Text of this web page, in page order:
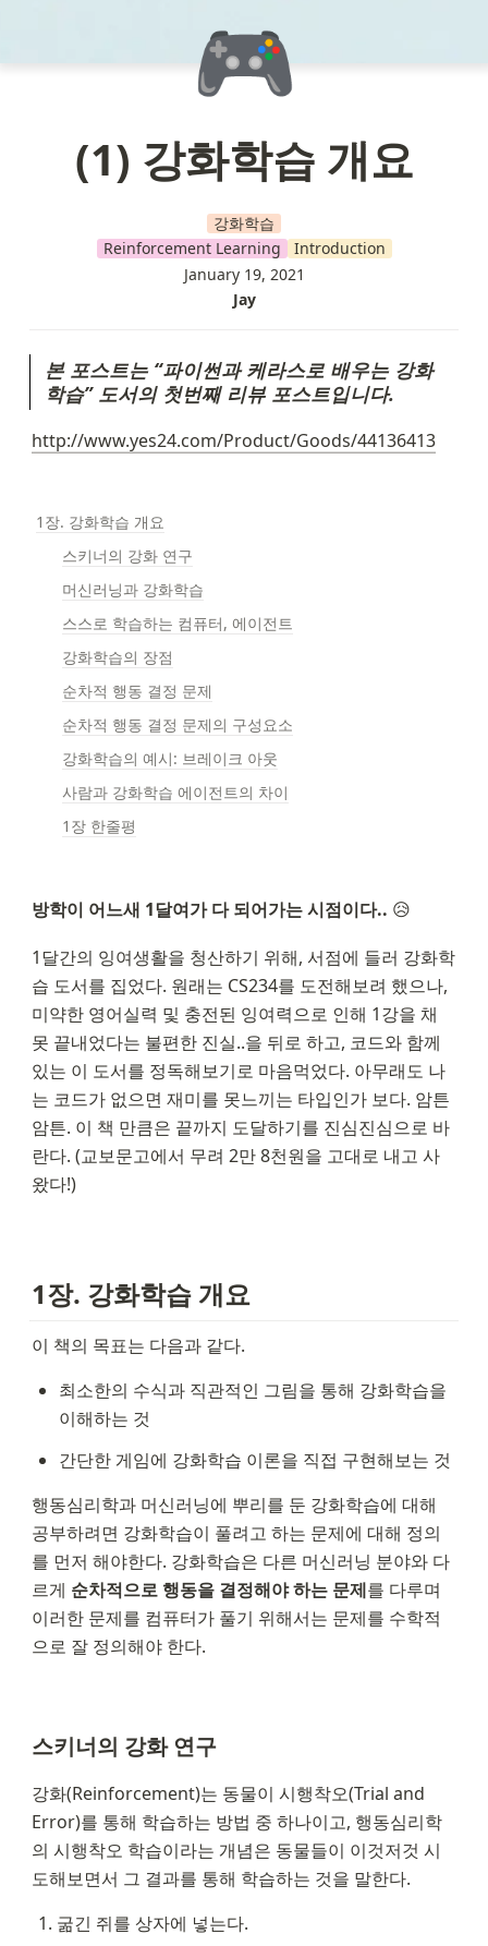
🎮
(1) 강화학습 개요
강화학습
Reinforcement Learning
Introduction
January 19, 2021
Jay
본 포스트는 “파이썬과 케라스로 배우는 강화
학습” 도서의 첫번째 리뷰 포스트입니다.
http://www.yes24.com/Product/Goods/44136413
1장. 강화학습 개요
스키너의 강화 연구
머신러닝과 강화학습
스스로 학습하는 컴퓨터, 에이전트
강화학습의 장점
순차적 행동 결정 문제
순차적 행동 결정 문제의 구성요소
강화학습의 예시: 브레이크 아웃
사람과 강화학습 에이전트의 차이
1장 한줄평
방학이 어느새 1달여가 다 되어가는 시점이다.. 😥
1달간의 잉여생활을 청산하기 위해, 서점에 들러 강화학
습 도서를 집었다. 원래는 CS234를 도전해보려 했으나,
미약한 영어실력 및 충전된 잉여력으로 인해 1강을 채
못 끝내었다는 불편한 진실..을 뒤로 하고, 코드와 함께
있는 이 도서를 정독해보기로 마음먹었다. 아무래도 나
는 코드가 없으면 재미를 못느끼는 타입인가 보다. 암튼
암튼. 이 책 만큼은 끝까지 도달하기를 진심진심으로 바
란다. (교보문고에서 무려 2만 8천원을 고대로 내고 사
왔다!)
1장. 강화학습 개요
이 책의 목표는 다음과 같다.
최소한의 수식과 직관적인 그림을 통해 강화학습을
이해하는 것
간단한 게임에 강화학습 이론을 직접 구현해보는 것
행동심리학과 머신러닝에 뿌리를 둔 강화학습에 대해
공부하려면 강화학습이 풀려고 하는 문제에 대해 정의
를 먼저 해야한다. 강화학습은 다른 머신러닝 분야와 다
르게 순차적으로 행동을 결정해야 하는 문제를 다루며
이러한 문제를 컴퓨터가 풀기 위해서는 문제를 수학적
으로 잘 정의해야 한다.
스키너의 강화 연구
강화(Reinforcement)는 동물이 시행착오(Trial and
Error)를 통해 학습하는 방법 중 하나이고, 행동심리학
의 시행착오 학습이라는 개념은 동물들이 이것저것 시
도해보면서 그 결과를 통해 학습하는 것을 말한다.
굶긴 쥐를 상자에 넣는다.